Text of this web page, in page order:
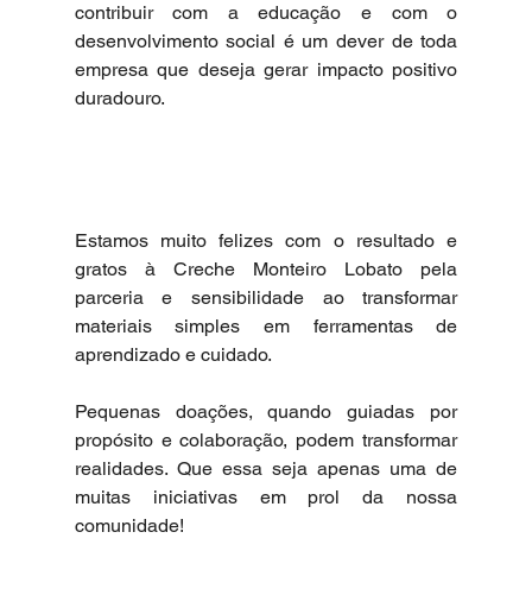
contribuir com a educação e com o
desenvolvimento social é um dever de toda
empresa que deseja gerar impacto positivo
duradouro.
Estamos muito felizes com o resultado e
gratos à Creche Monteiro Lobato pela
parceria e sensibilidade ao transformar
materiais simples em ferramentas de
aprendizado e cuidado.
Pequenas doações, quando guiadas por
propósito e colaboração, podem transformar
realidades. Que essa seja apenas uma de
muitas iniciativas em prol da nossa
comunidade!